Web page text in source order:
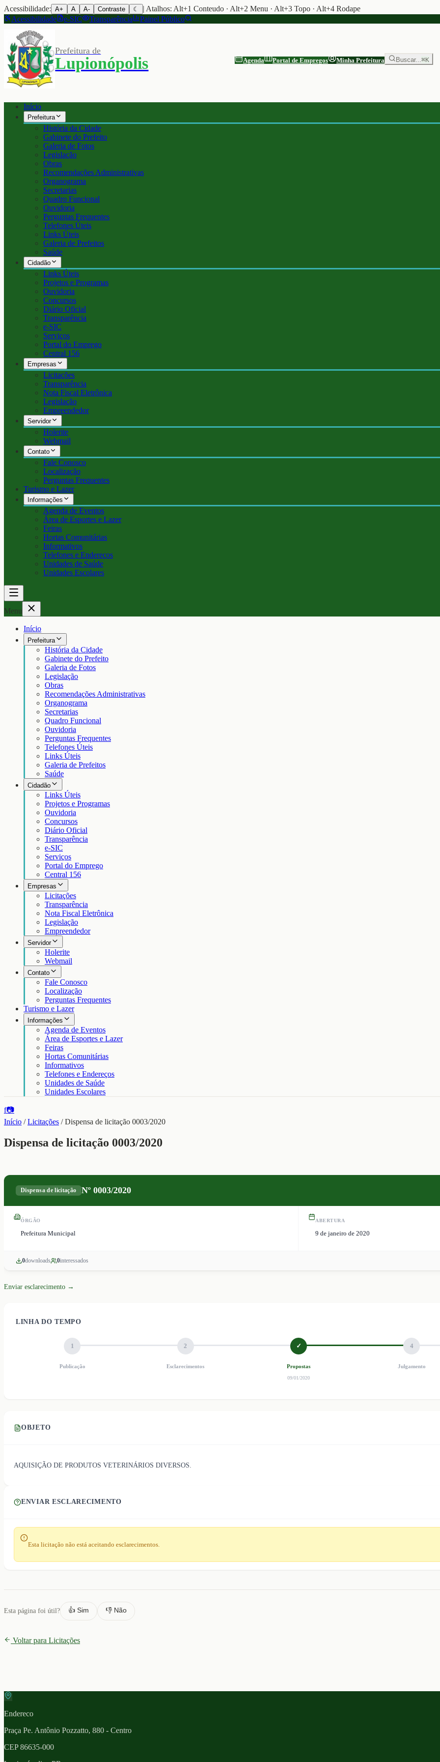
Acessibilidade: A+ A A- Contraste ☾
| Atalhos: Alt+1 Conteudo · Alt+2 Menu · Alt+3 Topo · Alt+4 Rodape
Acessibilidade
e-SIC Transparência Painel Público
Prefeitura de
Lupionópolis Agenda Portal de Empregos Minha Prefeitura Buscar...⌘K
Início
Prefeitura
História da Cidade
Gabinete do Prefeito
Galeria de Fotos
Legislação
Obras
Recomendações Administrativas
Organograma
Secretarias
Quadro Funcional
Ouvidoria
Perguntas Frequentes
Telefones Úteis
Links Úteis
Galeria de Prefeitos
Saúde
Cidadão
Links Úteis
Projetos e Programas
Ouvidoria
Concursos
Diário Oficial
Transparência
e-SIC
Serviços
Portal do Emprego
Central 156
Empresas
Licitações
Transparência
Nota Fiscal Eletrônica
Legislação
Empreendedor
Servidor
Holerite
Webmail
Contato
Fale Conosco
Localização
Perguntas Frequentes
Turismo e Lazer
Informações
Agenda de Eventos
Área de Esportes e Lazer
Feiras
Hortas Comunitárias
Informativos
Telefones e Endereços
Unidades de Saúde
Unidades Escolares
Menu
Início
Prefeitura
História da Cidade
Gabinete do Prefeito
Galeria de Fotos
Legislação
Obras
Recomendações Administrativas
Organograma
Secretarias
Quadro Funcional
Ouvidoria
Perguntas Frequentes
Telefones Úteis
Links Úteis
Galeria de Prefeitos
Saúde
Cidadão
Links Úteis
Projetos e Programas
Ouvidoria
Concursos
Diário Oficial
Transparência
e-SIC
Serviços
Portal do Emprego
Central 156
Empresas
Licitações
Transparência
Nota Fiscal Eletrônica
Legislação
Empreendedor
Servidor
Holerite
Webmail
Contato
Fale Conosco
Localização
Perguntas Frequentes
Turismo e Lazer
Informações
Agenda de Eventos
Área de Esportes e Lazer
Feiras
Hortas Comunitárias
Informativos
Telefones e Endereços
Unidades de Saúde
Unidades Escolares
f📷
Início /Licitações /Dispensa de licitação 0003/2020
Dispensa de licitação 0003/2020
Dispensa de licitação Nº 0003/2020
ÓRGÃO
Prefeitura Municipal
ABERTURA
9 de janeiro de 2020
0downloads 0interessados
Enviar esclarecimento →
LINHA DO TEMPO
1
Publicação
2
Esclarecimentos
✓
Propostas
09/01/2020
4
Julgamento
OBJETO
AQUISIÇÃO DE PRODUTOS VETERINÁRIOS DIVERSOS.
ENVIAR ESCLARECIMENTO
Esta licitação não está aceitando esclarecimentos.
Esta página foi útil? 👍 Sim 👎 Não
Voltar para Licitações
Endereco
Praça Pe. Antônio Pozzatto, 880 - Centro
CEP86635-000